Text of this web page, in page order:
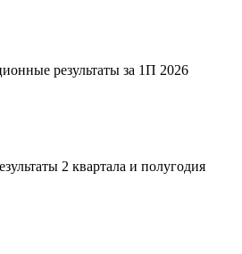
результаты за 1П 2026
2 квартала и полугодия